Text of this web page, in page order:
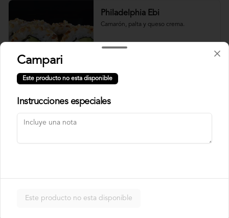
Philadelphia Ebi
Camarón, palta y queso crema.
Philadelphia Roll
Rainbow Roll
Campari
Este producto no esta disponible
Instrucciones especiales
Este producto no esta disponible